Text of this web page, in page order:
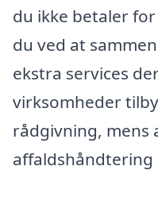
du ikke betaler
du ved at
ekstra services
virksomheder
rådgivning, mens
affaldshåndtering